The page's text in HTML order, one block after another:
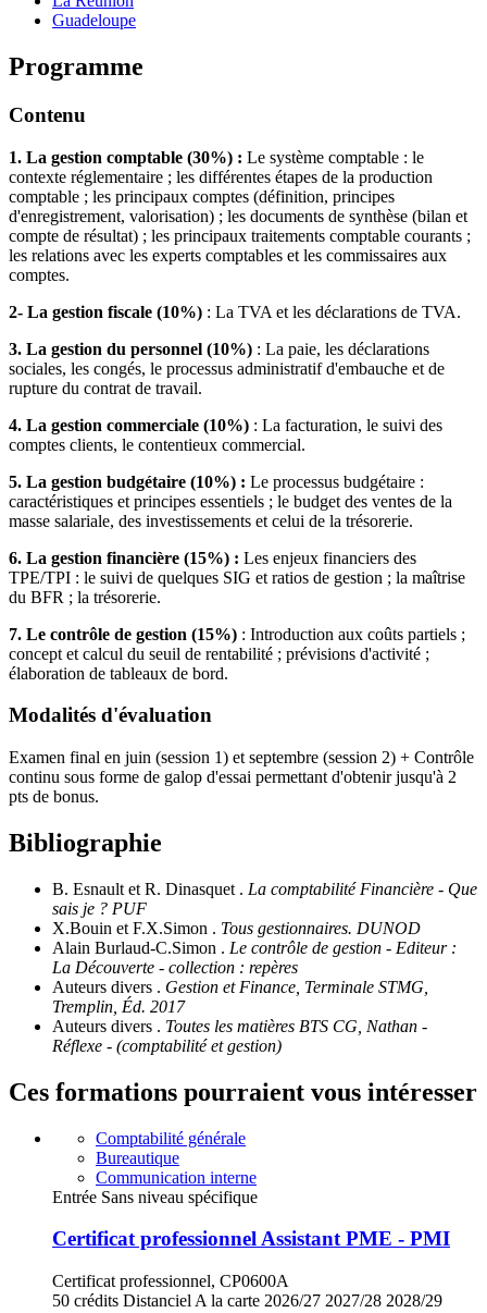
Guadeloupe
Programme
Contenu
1. La gestion comptable (30%) : Le système comptable : le
contexte réglementaire ; les différentes étapes de la production
comptable ; les principaux comptes (définition, principes
d'enregistrement, valorisation) ; les documents de synthèse (bilan et
compte de résultat) ; les principaux traitements comptable courants ;
les relations avec les experts comptables et les commissaires aux
comptes.
2- La gestion fiscale (10%) : La TVA et les déclarations de TVA.
3. La gestion du personnel (10%) : La paie, les déclarations
sociales, les congés, le processus administratif d'embauche et de
rupture du contrat de travail.
4. La gestion commerciale (10%) : La facturation, le suivi des
comptes clients, le contentieux commercial.
5. La gestion budgétaire (10%) : Le processus budgétaire :
caractéristiques et principes essentiels ; le budget des ventes de la
masse salariale, des investissements et celui de la trésorerie.
6. La gestion financière (15%) : Les enjeux financiers des
TPE/TPI : le suivi de quelques SIG et ratios de gestion ; la maîtrise
du BFR ; la trésorerie.
7. Le contrôle de gestion (15%) : Introduction aux coûts partiels ;
concept et calcul du seuil de rentabilité ; prévisions d'activité ;
élaboration de tableaux de bord.
Modalités d'évaluation
Examen final en juin (session 1) et septembre (session 2) + Contrôle
continu sous forme de galop d'essai permettant d'obtenir jusqu'à 2
pts de bonus.
Bibliographie
B. Esnault et R. Dinasquet . La comptabilité Financière - Que
sais je ? PUF
X.Bouin et F.X.Simon . Tous gestionnaires. DUNOD
Alain Burlaud-C.Simon . Le contrôle de gestion - Editeur :
La Découverte - collection : repères
Auteurs divers . Gestion et Finance, Terminale STMG,
Tremplin, Éd. 2017
Auteurs divers . Toutes les matières BTS CG, Nathan -
Réflexe - (comptabilité et gestion)
Ces formations pourraient vous intéresser
Comptabilité générale
Bureautique
Communication interne
Entrée Sans niveau spécifique
Certificat professionnel Assistant PME - PMI
Certificat professionnel, CP0600A
50 crédits Distanciel A la carte 2026/27 2027/28 2028/29